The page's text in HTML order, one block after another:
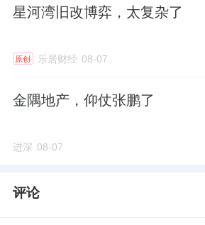
星河湾旧改博弈，太复杂了
原创 乐居财经 08-07
金隅地产，仰仗张鹏了
进深 08-07
评论